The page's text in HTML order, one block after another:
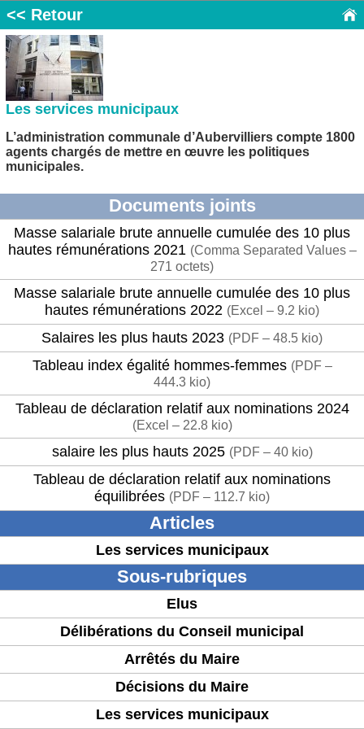
<< Retour
Les services municipaux
L’administration communale d’Aubervilliers compte 1800
agents chargés de mettre en œuvre les politiques
municipales.
Documents joints
Masse salariale brute annuelle cumulée des 10 plus
hautes rémunérations 2021 (Comma Separated Values –
271 octets)
Masse salariale brute annuelle cumulée des 10 plus
hautes rémunérations 2022 (Excel – 9.2 kio)
Salaires les plus hauts 2023 (PDF – 48.5 kio)
Tableau index égalité hommes-femmes (PDF –
444.3 kio)
Tableau de déclaration relatif aux nominations 2024
(Excel – 22.8 kio)
salaire les plus hauts 2025 (PDF – 40 kio)
Tableau de déclaration relatif aux nominations
équilibrées (PDF – 112.7 kio)
Articles
Les services municipaux
Sous-rubriques
Elus
Délibérations du Conseil municipal
Arrêtés du Maire
Décisions du Maire
Les services municipaux